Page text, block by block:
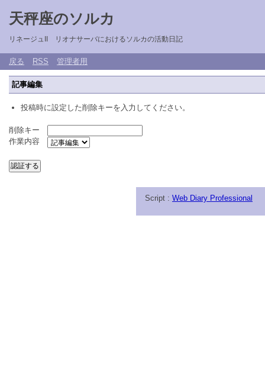
天秤座のソルカ
リネージュII リオナサーバにおけるソルカの活動日記
戻る RSS 管理者用
記事編集
投稿時に設定した削除キーを入力してください。
削除キー
作業内容
Script : Web Diary Professional